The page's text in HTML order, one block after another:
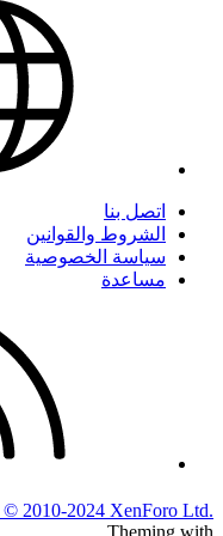
اتصل بنا
الشروط والقوانين
سياسة الخصوصية
مساعدة
© 2010-2024 XenForo Ltd.
Theming with